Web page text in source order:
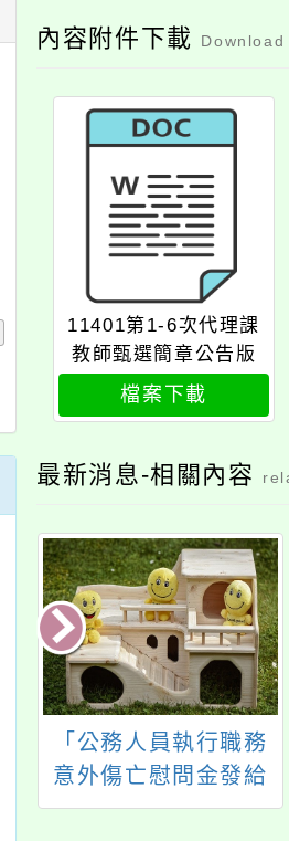
內容附件下載
11401第1-6次代理課
教師甄選簡章公告版
檔案下載
最新消息-相關內容
「公務人員執行職務
意外傷亡慰問金發給
辦法」第4條業經考試